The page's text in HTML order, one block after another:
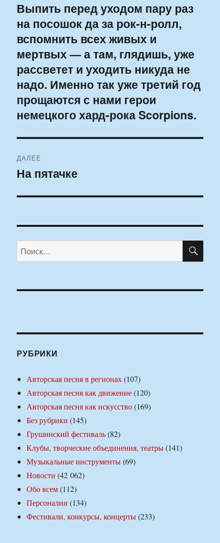
по
записям
Предыдущая
запись:
Выпить перед уходом пару раз
на посошок да за рок-н-ролл,
вспомнить всех живых и
мертвых — а там, глядишь, уже
рассветет и уходить никуда не
надо. Именно так уже третий год
прощаются с нами герои
немецкого хард-рока Scorpions.
ДАЛЕЕ
Следующая
На пятачке
Искать:
РУБРИКИ
Авторская песня в регионах(107)
Авторская песня как движение(120)
Авторская песня как искусство(169)
Без рубрики (145)
Грушинский фестиваль(82)
Клубы, творческие объединения, театры(141)
Музыкальные инструменты(69)
Новости (42 062)
Обо всем(112)
Персоналии (134)
Фестивали, конкурсы, концерты(233)